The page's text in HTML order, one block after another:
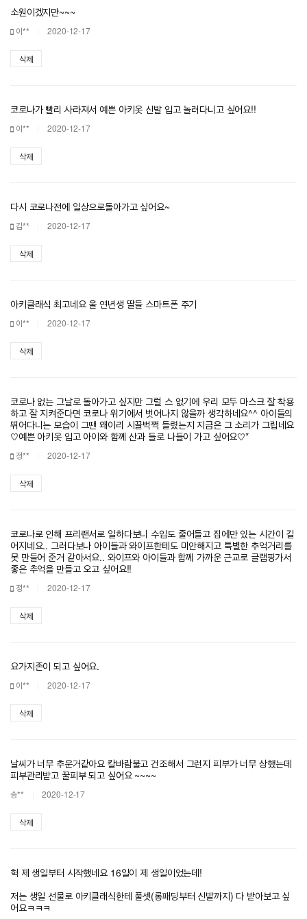
소원이겠지만~~~
이** 2020-12-17
삭제
코로나가 빨리 사라져서 예쁜 아키옷 신발 입고 놀러다니고 싶어요!!
이** 2020-12-17
삭제
다시 코로나전에 일상으로돌아가고 싶어요~
김** 2020-12-17
삭제
아키클래식 최고네요 울 연년생 딸들 스마트폰 주기
이** 2020-12-17
삭제
코로나 없는 그날로 돌아가고 싶지만 그럴 스 없기에 우리 모두 마스크 잘 착용
하고 잘 지켜준다면 코로나 위기에서 벗어나지 않을까 생각하네요^^ 아이들의
뛰어다니는 모습이 그땐 왜이리 시끌벅쩍 들렸는지 지금은 그 소리가 그립네요
♡예쁜 아키옷 입고 아이와 함께 산과 들로 나들이 가고 싶어요♡*
정** 2020-12-17
삭제
코로나로 인해 프리랜서로 일하다보니 수입도 줄어들고 집에만 있는 시간이 길
어지네요.. 그러다보나 아이들과 와이프한테도 미안해지고 특별한 추억거리를
못 만들어 준거 같아서요.. 와이프와 아이들과 함께 가까운 근교로 글램핑가서
좋은 추억을 만들고 오고 싶어요!!
정** 2020-12-17
삭제
요가지존이 되고 싶어요.
이** 2020-12-17
삭제
날씨가 너무 추운거같아요 칼바람불고 건조해서 그런지 피부가 너무 상했는데
피부관리받고 꿀피부 되고 싶어요 ~~~~
송** 2020-12-17
삭제
헉 제 생일부터 시작했네요 16일이 제 생일이었는데!
저는 생일 선물로 아키클래식한테 풀셋(롱패딩부터 신발까지) 다 받아보고 싶
어요ㅋㅋㅋ